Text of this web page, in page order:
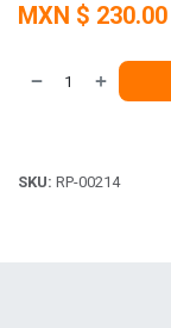
MXN $ 230.00
SKU: RP-00214